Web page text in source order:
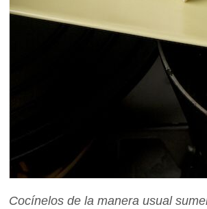
Cocínelos de la manera usual